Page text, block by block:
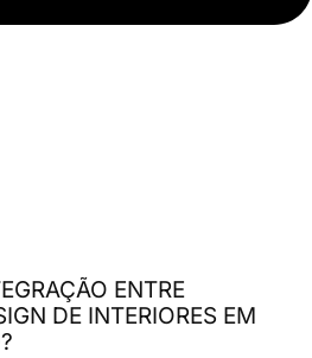
ENTRE
DE INTERIORES EM